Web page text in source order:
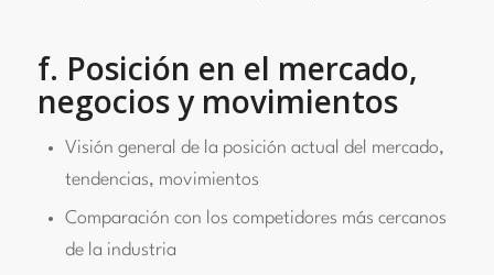
f. Posición en el mercado,
negocios y movimientos
Visión general de la posición actual del mercado,
tendencias, movimientos
Comparación con los competidores más cercanos
de la industria